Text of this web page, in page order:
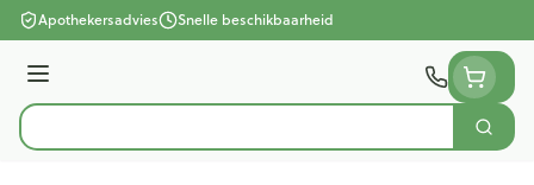
Ga naar de inhoud
Apothekersadvies Snelle beschikbaarheid
Menu
Product, merk, categorie... Zoek